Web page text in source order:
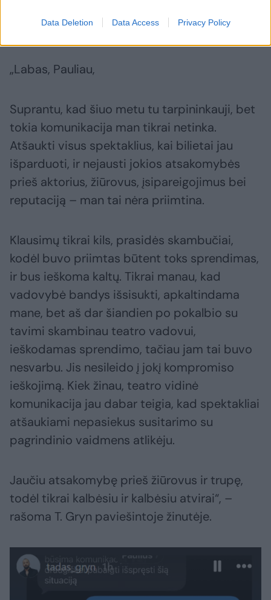
Data Deletion Data Access Privacy Policy
„Labas, Pauliau,
Suprantu, kad šiuo metu tu tarpininkauji, bet
tokia komunikacija man tikrai netinka.
Atšaukti visus spektaklius, kai bilietai jau
išparduoti, ir nejausti jokios atsakomybės
prieš aktorius, žiūrovus, įsipareigojimus bei
reputaciją – man tai nėra priimtina.
Klausimų tikrai kils, prasidės skambučiai,
kodėl buvo priimtas būtent toks sprendimas,
ir bus ieškoma kaltų. Tikrai manau, kad
vadovybė bandys išsisukti, apkaltindama
mane, bet aš dar šiandien po pokalbio su
tavimi skambinau teatro vadovui,
ieškodamas sprendimo, tačiau jam tai buvo
nesvarbu. Jis nesileido į jokį kompromiso
ieškojimą. Kiek žinau, teatro vidinė
komunikacija jau dabar teigia, kad spektakliai
atšaukiami nepasiekus susitarimo su
pagrindinio vaidmens atlikėju.
Jaučiu atsakomybę prieš žiūrovus ir trupę,
todėl tikrai kalbėsiu ir kalbėsiu atvirai“, –
rašoma T. Gryn paviešintoje žinutėje.